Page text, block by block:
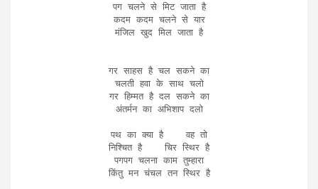
पग चलने से मिट जाता है
कदम कदम चलने से यार
मंजिल खुद मिल जाता है
गर साहस है चल सकने का
चलती हवा के साथ चलो
गर हिम्मत है दल सकने का
अंतर्मन का अभिशाप दलो
पथ का क्या है    वह तो
निश्चित है    चिर स्थिर है
पगपग चलना काम तुम्हारा
किंतु मन चंचल तन स्थिर है